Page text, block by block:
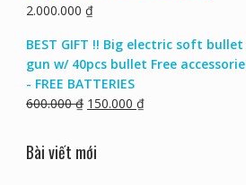
2.000.000 ₫
BEST GIFT !! Big electric soft
gun w/ 40pcs bullet Free
- FREE BATTERIES
600.000₫ 150.000 ₫
Bài viết mới